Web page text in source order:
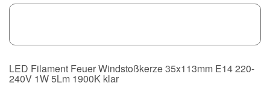
LED Filament Feuer Windstoßkerze 35x113mm E14 220-
240V 1W 5Lm 1900K klar